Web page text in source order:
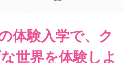
体験入学で、ク
世界を体験しよ